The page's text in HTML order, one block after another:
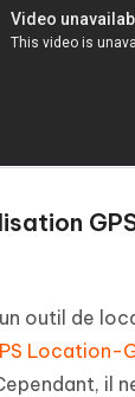
outil de
Location-
il